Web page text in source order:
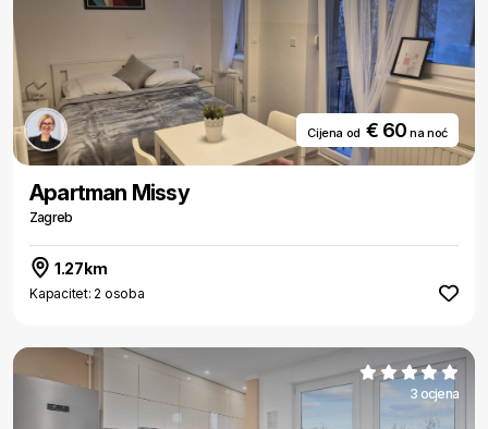
Cijena od € 60na noć
Apartman Missy
Zagreb
1.27km
Kapacitet: 2 osoba
3 ocjena